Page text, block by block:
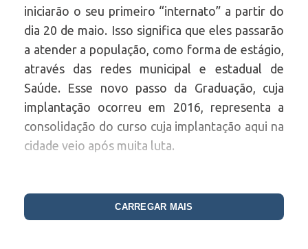
iniciarão o seu primeiro “internato” a partir do
dia 20 de maio. Isso significa que eles passarão
a atender a população, como forma de estágio,
através das redes municipal e estadual de
Saúde. Esse novo passo da Graduação, cuja
implantação ocorreu em 2016, representa a
consolidação do curso cuja implantação aqui na
cidade veio após muita luta.
Internato, avaliado e aprovado pelo Ministério
da Educação (MEC) e pela Pró-Reitoria de
CARREGAR MAIS